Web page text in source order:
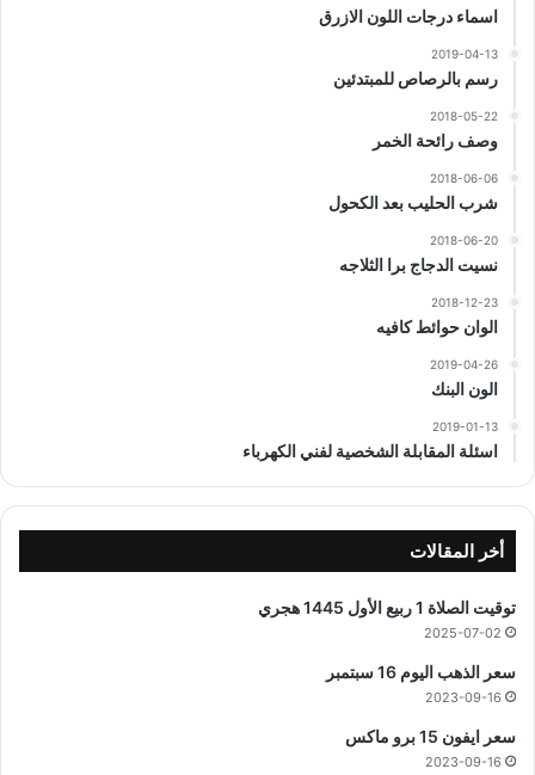
اسماء درجات اللون الازرق
2019-04-13
رسم بالرصاص للمبتدئين
2018-05-22
وصف رائحة الخمر
2018-06-06
شرب الحليب بعد الكحول
2018-06-20
نسيت الدجاج برا الثلاجه
2018-12-23
الوان حوائط كافيه
2019-04-26
الون البنك
2019-01-13
اسئلة المقابلة الشخصية لفني الكهرباء
أخر المقالات
توقيت الصلاة 1 ربيع الأول 1445 هجري
2025-07-02
سعر الذهب اليوم 16 سبتمبر
2023-09-16
سعر ايفون 15 برو ماكس
2023-09-16